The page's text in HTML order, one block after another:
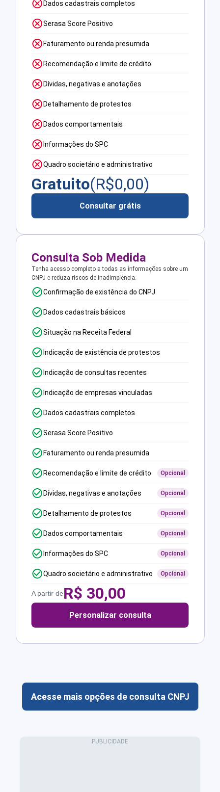
Dados cadastrais completos
Serasa Score Positivo
Faturamento ou renda presumida
Recomendação e limite de crédito
Dívidas, negativas e anotações
Detalhamento de protestos
Dados comportamentais
Informações do SPC
Quadro societário e administrativo
Gratuito(R$0,00)
Consultar grátis
Consulta Sob Medida
Tenha acesso completo a todas as informações sobre um
CNPJ e reduza riscos de inadimplência.
Confirmação de existência do CNPJ
Dados cadastrais básicos
Situação na Receita Federal
Indicação de existência de protestos
Indicação de consultas recentes
Indicação de empresas vinculadas
Dados cadastrais completos
Serasa Score Positivo
Faturamento ou renda presumida
Recomendação e limite de crédito Opcional
Dívidas, negativas e anotações Opcional
Detalhamento de protestos Opcional
Dados comportamentais Opcional
Informações do SPC Opcional
Quadro societário e administrativo Opcional
A partir deR$ 30,00
Personalizar consulta
Acesse mais opções de consulta CNPJ